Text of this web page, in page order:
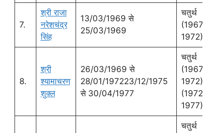
7.
श्री राजा
नरेशचंद्र
सिंह
13/03/1969 से
25/03/1969
चतुर्थ
(1967-
1972)
8.
श्री
श्‍यामाचरण
शुक्‍ल
26/03/1969 से
28/01/197223/12/1975
से 30/04/1977
चतुर्थ
(1967-
1972)पंचम्
(1972-
1977)
चतुर्थ